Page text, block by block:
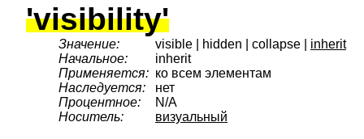
'visibility'
Значение: visible | hidden | collapse | inherit
Начальное:
inherit
Применяется: ко всем элементам
Наследуется:
нет
Процентное:
N/A
Носитель:
визуальный